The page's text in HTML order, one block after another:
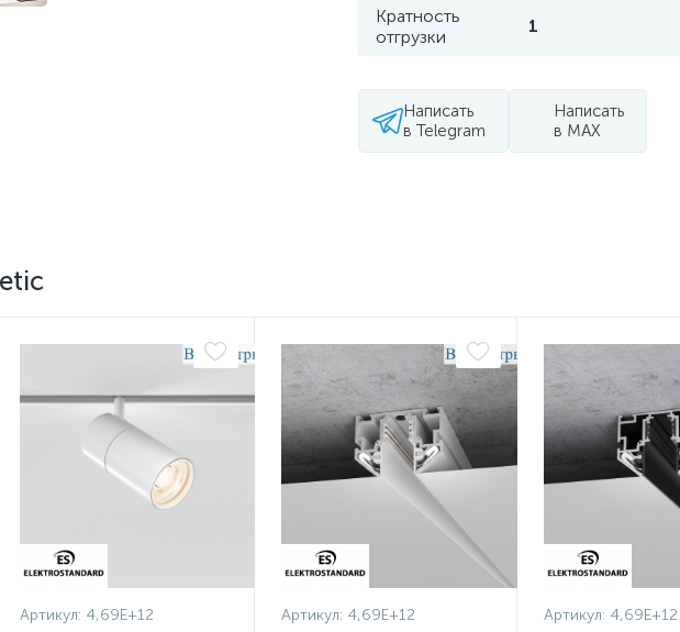
Кратность
отгрузки
1
Написать
в Telegram
Написать
в MAX
Артикул: 4,69E+12 Артикул: 4,69E+12 Артикул: 4,69E+12